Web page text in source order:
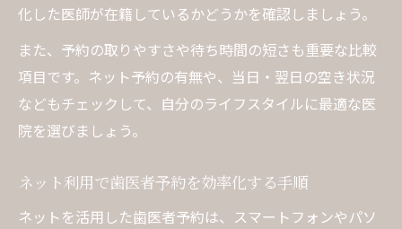
化した医師が在籍しているかどうかを確認しましょう。
また、予約の取りやすさや待ち時間の短さも重要な比較
項目です。ネット予約の有無や、当日・翌日の空き状況
などもチェックして、自分のライフスタイルに最適な医
院を選びましょう。
ネット利用で歯医者予約を効率化する手順
ネットを活用した歯医者予約は、スマートフォンやパソ